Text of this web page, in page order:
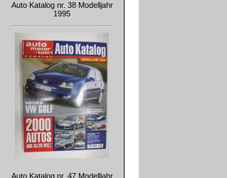
Auto Katalog nr. 38 Modelljahr
1995
Auto Katalog nr. 47 Modelljahr